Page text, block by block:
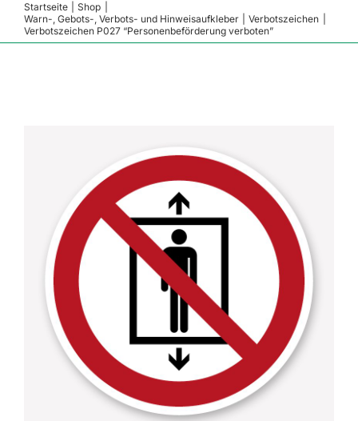
Startseite
Shop
Warn-, Gebots-, Verbots- und Hinweisaufkleber
Verbotszeichen
Verbotszeichen P027 “Personenbeförderung verboten”